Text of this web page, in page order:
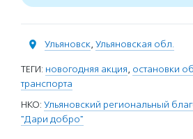
Ульяновск, Ульяновская обл.
ТЕГИ: новогодняя акция, остановки
транспорта
НКО: Ульяновский региональный
"Дари добро"